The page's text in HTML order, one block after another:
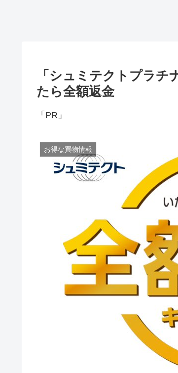
「シュミテクトプラ
たら全額返金
「PR」
お得な買物情報